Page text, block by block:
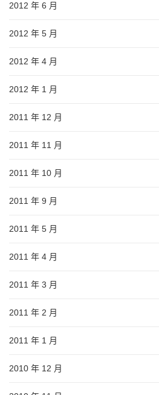
2012 年 6 月
2012 年 5 月
2012 年 4 月
2012 年 1 月
2011 年 12 月
2011 年 11 月
2011 年 10 月
2011 年 9 月
2011 年 5 月
2011 年 4 月
2011 年 3 月
2011 年 2 月
2011 年 1 月
2010 年 12 月